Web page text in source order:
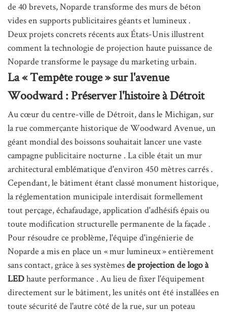
de 40 brevets, Noparde transforme des murs de béton
vides en supports publicitaires géants et lumineux .
Deux projets concrets récents aux États-Unis illustrent
comment la technologie de projection haute puissance de
Noparde transforme le paysage du marketing urbain.
La « Tempête rouge » sur l'avenue
Woodward : Préserver l'histoire à Détroit
Au cœur du centre-ville de Détroit, dans le Michigan, sur
la rue commerçante historique de Woodward Avenue, un
géant mondial des boissons souhaitait lancer une vaste
campagne publicitaire nocturne . La cible était un mur
architectural emblématique d'environ 450 mètres carrés .
Cependant, le bâtiment étant classé monument historique,
la réglementation municipale interdisait formellement
tout perçage, échafaudage, application d'adhésifs épais ou
toute modification structurelle permanente de la façade .
Pour résoudre ce problème, l'équipe d'ingénierie de
Noparde a mis en place un « mur lumineux » entièrement
sans contact, grâce à ses systèmesde projection de logo à
LEDhaute performance . Au lieu de fixer l'équipement
directement sur le bâtiment, les unités ont été installées en
toute sécurité de l'autre côté de la rue, sur un poteau